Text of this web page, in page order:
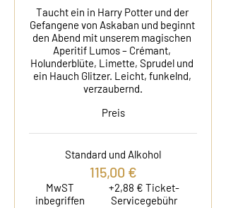
Taucht ein in Harry Potter und der
Gefangene von Askaban und beginnt
den Abend mit unserem magischen
Aperitif Lumos – Crémant,
Holunderblüte, Limette, Sprudel und
ein Hauch Glitzer. Leicht, funkelnd,
verzaubernd.
Preis
Standard und Alkohol
115,00 €
MwST
inbegriffen
+2,88 € Ticket-
Servicegebühr